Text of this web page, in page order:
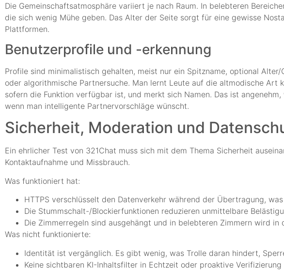
Die Gemeinschaftsatmosphäre variiert je nach Raum. In belebteren
die sich wenig Mühe geben. Das Alter der Seite sorgt für eine gewisse
Plattformen.
Benutzerprofile und -erkennung
Profile sind minimalistisch gehalten, meist nur ein Spitzname, optional
oder algorithmische Partnersuche. Man lernt Leute auf die altmodische
sofern die Funktion verfügbar ist, und merkt sich Namen. Das ist
wenn man intelligente Partnervorschläge wünscht.
Sicherheit, Moderation und
Ein ehrlicher Test von 321Chat muss sich mit dem Thema Sicherheit
Kontaktaufnahme und Missbrauch.
Was funktioniert hat:
HTTPS verschlüsselt den Datenverkehr während der Übertragung,
Die Stummschalt-/Blockierfunktionen reduzieren unmittelbare
Die Zimmerregeln sind ausgehängt und in belebteren Zimmern wird
Was nicht funktionierte:
Identität ist vergänglich. Es gibt wenig, was Trolle daran hindert,
Keine sichtbaren KI-Inhaltsfilter in Echtzeit oder proaktive